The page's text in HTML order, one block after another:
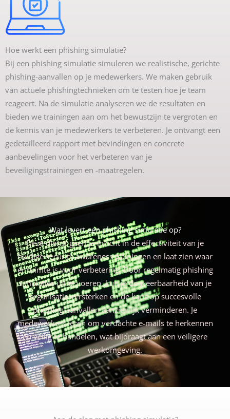
Hoe werkt een phishing simulatie?
Bij een phishing simulatie simuleren we realistische, gerichte
phishing-aanvallen op je medewerkers. We maken gebruik
van actuele phishingtechnieken om te testen hoe je team
reageert. Na de simulatie analyseren we de resultaten en
bieden we trainingen aan om het bewustzijn te vergroten en
de kennis van je medewerkers te verbeteren. Je ontvangt een
gedetailleerd rapport met bevindingen en concrete
aanbevelingen voor het verbeteren van je
beveiligingstrainingen en -maatregelen.
Wat levert een phishing simulatie op?
Deze dienst geeft je inzicht in de effectiviteit van je
huidige security awareness trainingen en laat zien waar
er ruimte is voor verbetering. Door regelmatig phishing
simulaties uit te voeren, kun je de weerbaarheid van je
organisatie versterken en de kans op succesvolle
phishing-aanvallen aanzienlijk verminderen. Je
medewerkers leren om verdachte e-mails te herkennen
en veilig te handelen, wat bijdraagt aan een veiligere
werkomgeving.